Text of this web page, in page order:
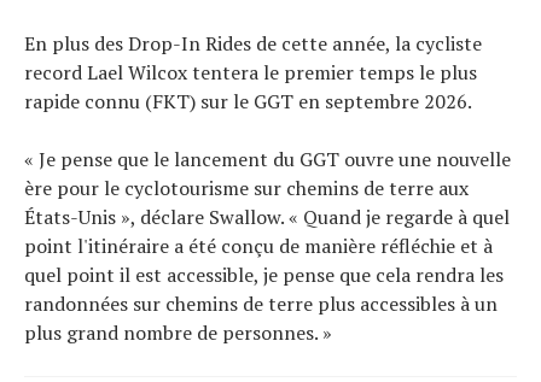
En plus des Drop-In Rides de cette année, la cycliste
record Lael Wilcox tentera le premier temps le plus
rapide connu (FKT) sur le GGT en septembre 2026.
« Je pense que le lancement du GGT ouvre une nouvelle
ère pour le cyclotourisme sur chemins de terre aux
États-Unis », déclare Swallow. « Quand je regarde à quel
point l'itinéraire a été conçu de manière réfléchie et à
quel point il est accessible, je pense que cela rendra les
randonnées sur chemins de terre plus accessibles à un
plus grand nombre de personnes. »